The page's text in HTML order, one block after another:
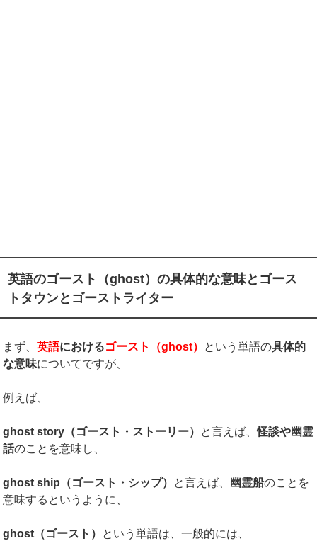
英語のゴースト（ghost）の具体的な意味とゴース
トタウンとゴーストライター
まず、英語におけるゴースト（ghost） という単語の具体的
な意味についてですが、
例えば、
ghost story （ゴースト・ストーリー） と言えば、怪談や幽霊
話のことを意味し、
ghost ship （ゴースト・シップ） と言えば、 幽霊船のことを
意味するというように、
ghost （ゴースト） という単語は、一般的には、